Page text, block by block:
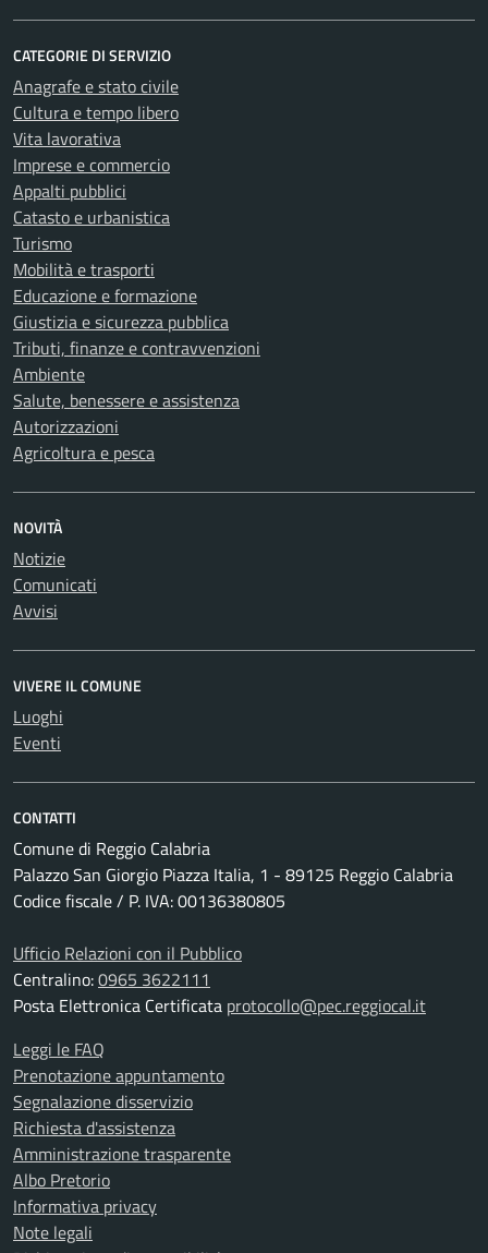
CATEGORIE DI SERVIZIO
Anagrafe e stato civile
Cultura e tempo libero
Vita lavorativa
Imprese e commercio
Appalti pubblici
Catasto e urbanistica
Turismo
Mobilità e trasporti
Educazione e formazione
Giustizia e sicurezza pubblica
Tributi, finanze e contravvenzioni
Ambiente
Salute, benessere e assistenza
Autorizzazioni
Agricoltura e pesca
NOVITÀ
Notizie
Comunicati
Avvisi
VIVERE IL COMUNE
Luoghi
Eventi
CONTATTI
Comune di Reggio Calabria
Palazzo San Giorgio Piazza Italia, 1 - 89125 Reggio Calabria
Codice fiscale / P. IVA: 00136380805
Ufficio Relazioni con il Pubblico
Centralino:0965 3622111
Posta Elettronica Certificata protocollo@pec.reggiocal.it
Leggi le FAQ
Prenotazione appuntamento
Segnalazione disservizio
Richiesta d'assistenza
Amministrazione trasparente
Albo Pretorio
Informativa privacy
Note legali